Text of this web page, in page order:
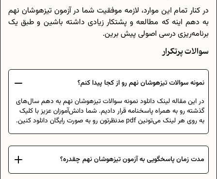
در کنار تمام این موارد، لازمه موفقیت شما در آزمون تیزهوشان نهم
به دهم اینه که مطالعه و پشتکار زیادی داشته باشین و طبق یک
برنامه‌ریزی درسی اصولی پیش برین.
سوالات پرتکرار
نمونه سوالات تیزهوشان نهم رو از کجا پیدا کنم؟
در این مقاله لینک دانلود نمونه سوالات تیزهوشان نهم به دهم سال‌های
گذشته رو به همراه پاسخنامه قرار دادیم. شما دانش‌آموزان عزیز با کلیک
به روی هر لینک می‌تونین pdf مدنظرتون رو به صورت رایگان دانلود کنین.
مدت زمان پاسخگویی به آزمون تیزهوشان نهم چقدره؟